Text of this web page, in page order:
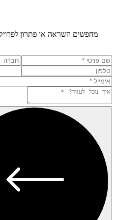
השראה או פתרון לפרויקט שלכם?